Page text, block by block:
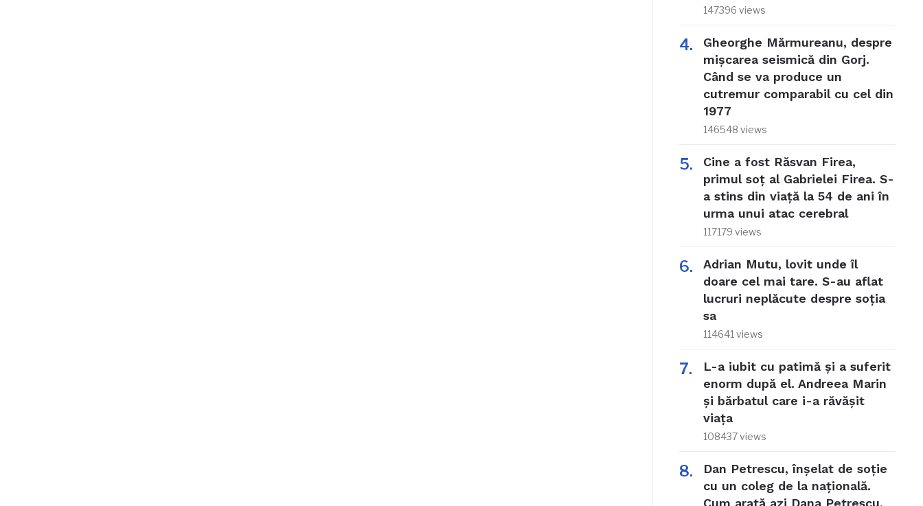
147396 views
Gheorghe Mărmureanu, despre
mișcarea seismică din Gorj.
Când se va produce un
cutremur comparabil cu cel din
1977
146548 views
Cine a fost Răsvan Firea,
primul soț al Gabrielei Firea. S-
a stins din viață la 54 de ani în
urma unui atac cerebral
117179 views
Adrian Mutu, lovit unde îl
doare cel mai tare. S-au aflat
lucruri neplăcute despre soția
sa
114641 views
L-a iubit cu patimă și a suferit
enorm după el. Andreea Marin
și bărbatul care i-a răvășit
viața
108437 views
Dan Petrescu, înșelat de soție
cu un coleg de la națională.
Cum arată azi Dana Petrescu,